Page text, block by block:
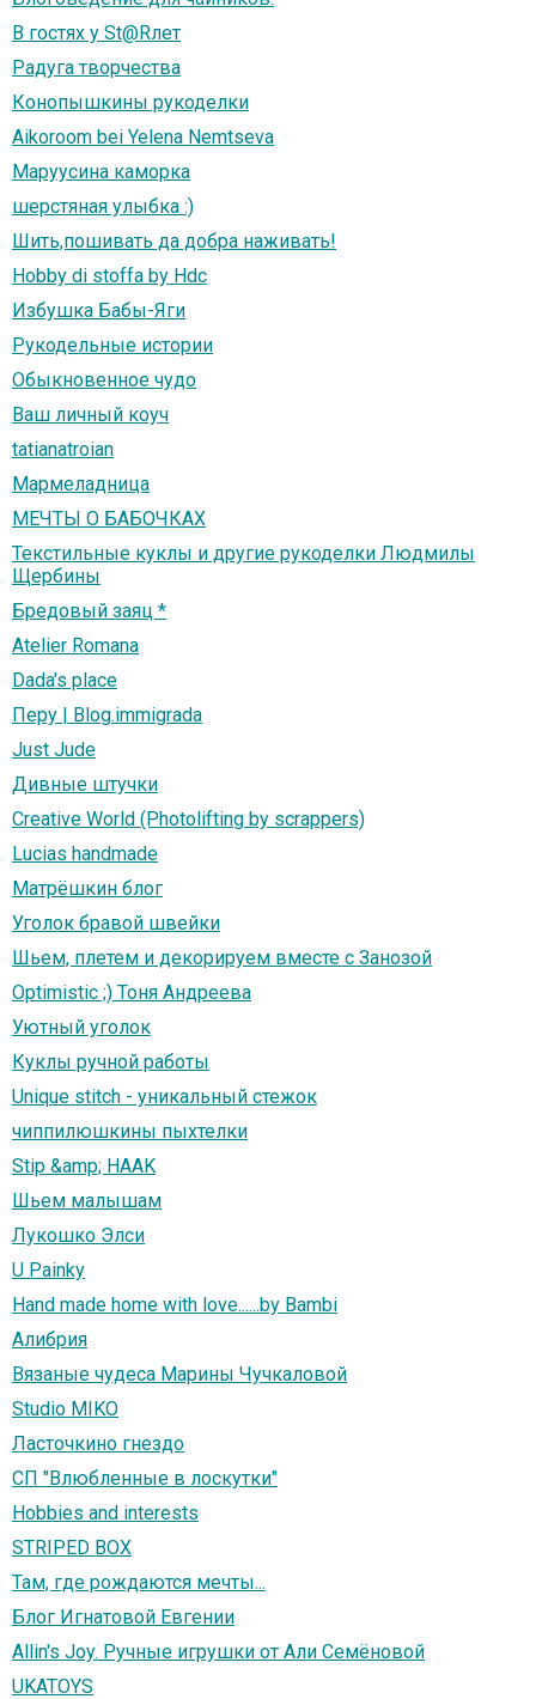
В гостях у St@Rлет
Радуга творчества
Конопышкины рукоделки
Aikoroom bei Yelena Nemtseva
Маруусина каморка
шерстяная улыбка :)
Шить,пошивать да добра наживать!
Hobby di stoffa by Hdc
Избушка Бабы-Яги
Рукодельные истории
Обыкновенное чудо
Ваш личный коуч
tatianatroian
Мармеладница
МЕЧТЫ О БАБОЧКАХ
Текстильные куклы и другие рукоделки Людмилы
Щербины
Бредовый заяц *
Atelier Romana
Dada's place
Перу | Blog.immigrada
Just Jude
Дивные штучки
Creative World (Photolifting by scrappers)
Lucias handmade
Матрёшкин блог
Уголок бравой швейки
Шьем, плетем и декорируем вместе с Занозой
Optimistic ;) Тоня Андреева
Уютный уголок
Куклы ручной работы
Unique stitch - уникальный стежок
чиппилюшкины пыхтелки
Stip &amp; HAAK
Шьем малышам
Лукошко Элси
U Painky
Hand made home with love......by Bambi
Алибрия
Вязаные чудеса Марины Чучкаловой
Studio MIKO
Ласточкино гнездо
СП "Влюбленные в лоскутки"
Hobbies and interests
STRIPED BOX
Там, где рождаются мечты...
Блог Игнатовой Евгении
Allin's Joy. Ручные игрушки от Али Семёновой
UKATOYS